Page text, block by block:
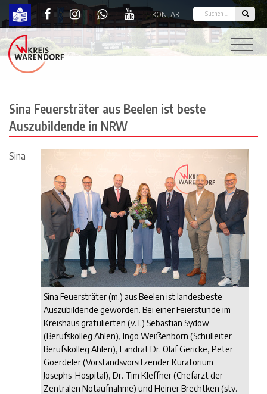
Sina Feuersträter aus Beelen ist beste
KONTAKT
Sina Feuersträter aus Beelen ist beste
Auszubildende in NRW
Sina Feuersträter (m.) aus Beelen ist landesbeste
Auszubildende geworden. Bei einer Feierstunde im
Kreishaus gratulierten (v. l.) Sebastian Sydow
(Berufskolleg Ahlen), Ingo Weißenborn (Schulleiter
Berufskolleg Ahlen), Landrat Dr. Olaf Gericke, Peter
Goerdeler (Vorstandsvorsitzender Kuratorium
Josephs-Hospital), Dr. Tim Kleffner (Chefarzt der
Zentralen Notaufnahme) und Heiner Brechtken (stv.
Sina